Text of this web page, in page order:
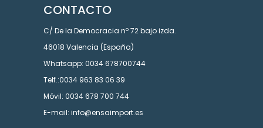
CONTACTO
C/ De la Democracia nº 72 bajo izda.
46018 Valencia (España)
Whatsapp: 0034 678700744
Telf.:0034 963 83 06 39
Móvil: 0034 678 700 744
E-mail: info@ensaimport.es